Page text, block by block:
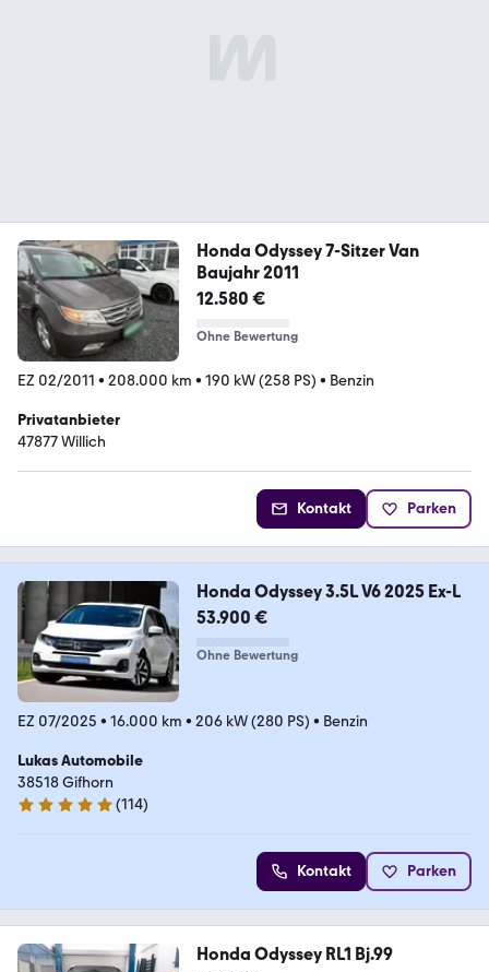
Honda Odyssey 7-Sitzer Van
Baujahr 2011
12.580 €
Ohne Bewertung
EZ 02/2011 • 208.000 km • 190 kW (258 PS) • Benzin
Privatanbieter
47877 Willich
Kontakt Parken
Honda Odyssey 3.5L V6 2025 Ex-L
53.900 €
Ohne Bewertung
EZ 07/2025 • 16.000 km • 206 kW (280 PS) • Benzin
Lukas Automobile
38518 Gifhorn
4.9 Sterne
(114)
Kontakt Parken
Honda Odyssey RL1 Bj.99